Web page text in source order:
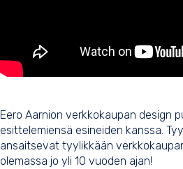
Eero Aarnion verkkokaupan design
esittelemiensä esineiden kanssa.
ansaitsevat tyylikkään
olemassa jo yli 10 vuoden ajan!